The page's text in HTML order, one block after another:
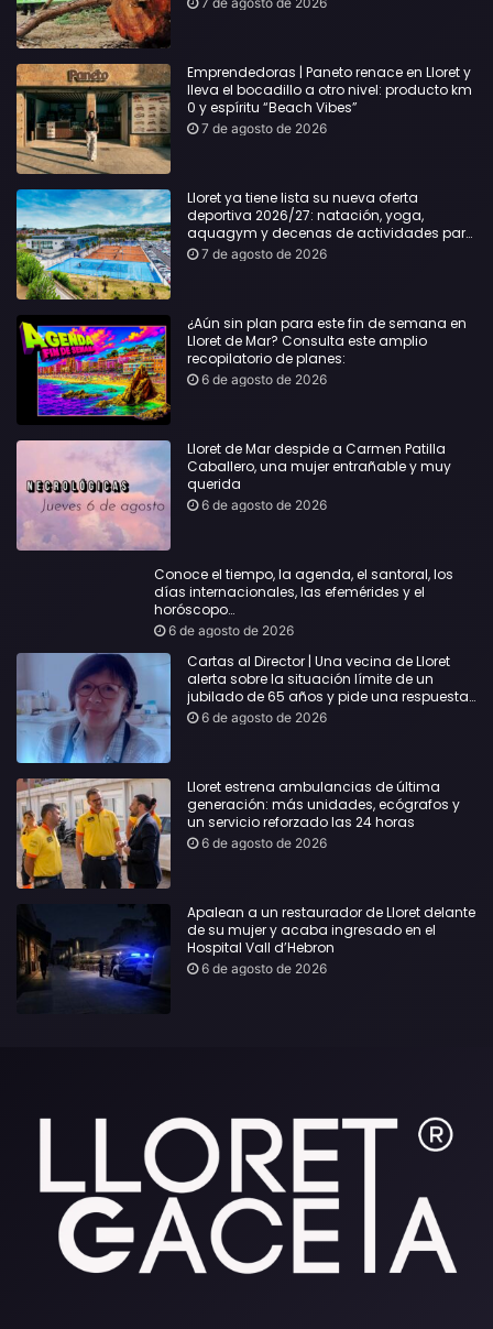
Emprendedoras | Paneto renace en Lloret y
lleva el bocadillo a otro nivel: producto km
0 y espíritu “Beach Vibes”
7 de agosto de 2026
Lloret ya tiene lista su nueva oferta
deportiva 2026/27: natación, yoga,
aquagym y decenas de actividades para
todas las edades
7 de agosto de 2026
¿Aún sin plan para este fin de semana en
Lloret de Mar? Consulta este amplio
recopilatorio de planes:
6 de agosto de 2026
Lloret de Mar despide a Carmen Patilla
Caballero, una mujer entrañable y muy
querida
6 de agosto de 2026
Conoce el tiempo, la agenda, el santoral, los
días internacionales, las efemérides y el
horóscopo…
6 de agosto de 2026
Cartas al Director | Una vecina de Lloret
alerta sobre la situación límite de un
jubilado de 65 años y pide una respuesta
urgente
6 de agosto de 2026
Lloret estrena ambulancias de última
generación: más unidades, ecógrafos y
un servicio reforzado las 24 horas
6 de agosto de 2026
Apalean a un restaurador de Lloret delante
de su mujer y acaba ingresado en el
Hospital Vall d’Hebron
6 de agosto de 2026